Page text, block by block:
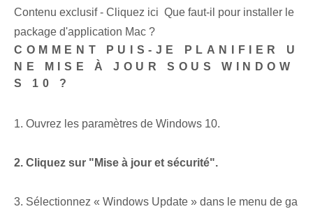
Contenu exclusif - Cliquez ici Que faut-il pour installer le
package d'application Mac ?
COMMENT PUIS-JE PLANIFIER U
NE MISE À JOUR SOUS WINDOW
S 10 ?
1. Ouvrez les paramètres de Windows 10.
2. Cliquez sur "Mise à jour et sécurité".
3. Sélectionnez « Windows Update » dans le menu de ga